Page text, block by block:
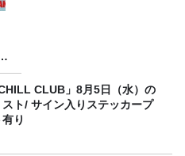
CHILL CLUB」8月5日（水）の
スト/ サイン入りステッカープ
り